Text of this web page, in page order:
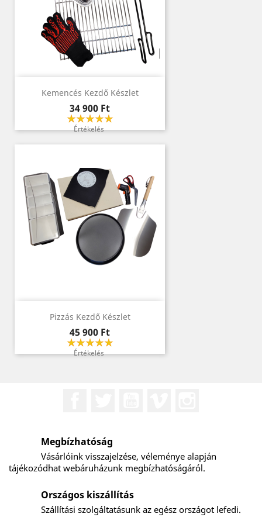
Kemencés Kezdő Készlet
Ár
34 900 Ft
Értékelés
Pizzás Kezdő Készlet
Ár
45 900 Ft
Értékelés
Megbízhatóság
Vásárlóink visszajelzése, véleménye alapján
tájékozódhat webáruházunk megbízhatóságáról.
Országos kiszállítás
Szállítási szolgáltatásunk az egész országot lefedi.